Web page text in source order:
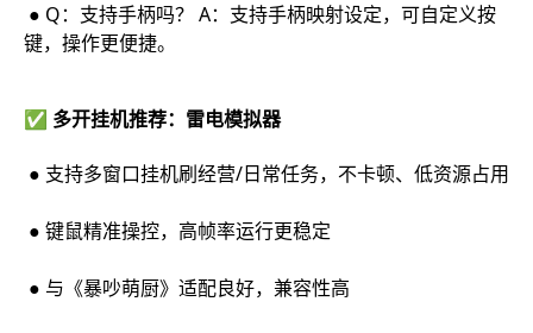
● Q：支持手柄吗？ A：支持手柄映射设定，可自定义按
键，操作更便捷。
✅ 多开挂机推荐：雷电模拟器
● 支持多窗口挂机刷经营/日常任务，不卡顿、低资源占用
● 键鼠精准操控，高帧率运行更稳定
● 与《暴吵萌厨》适配良好，兼容性高